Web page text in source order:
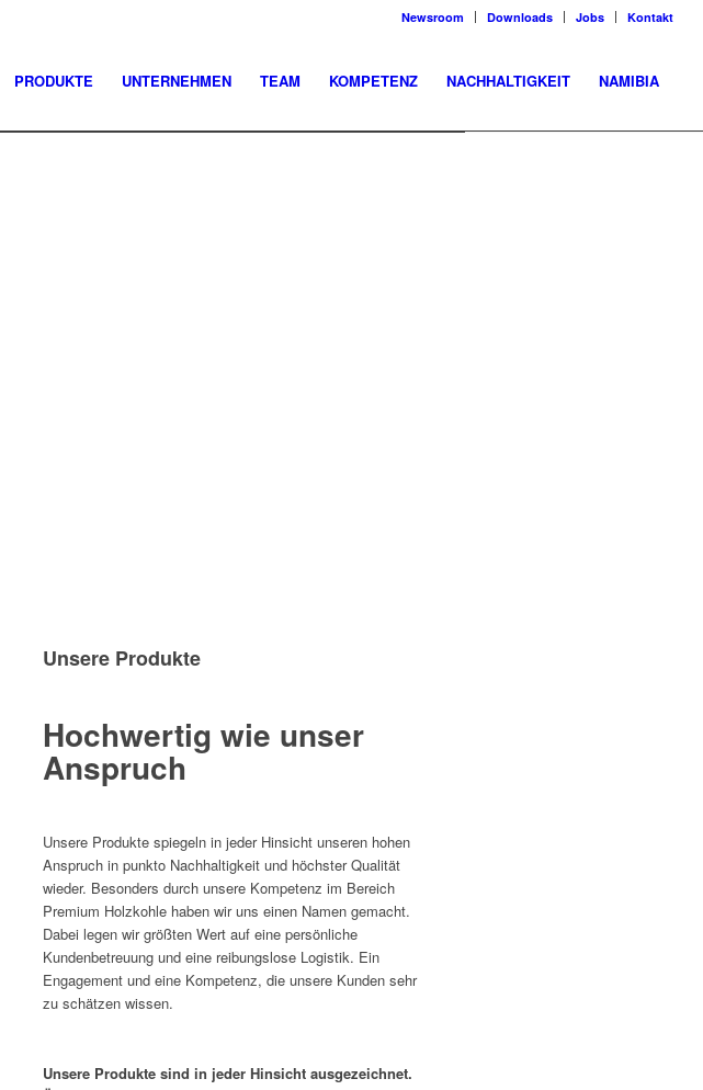
Newsroom Downloads Jobs Kontakt
PRODUKTE UNTERNEHMEN TEAM KOMPETENZ NACHHALTIGKEIT NAMIBIA
Unsere Produkte
Hochwertig wie unser
Anspruch
Unsere Produkte spiegeln in jeder Hinsicht unseren hohen
Anspruch in punkto Nachhaltigkeit und höchster Qualität
wieder. Besonders durch unsere Kompetenz im Bereich
Premium Holzkohle haben wir uns einen Namen gemacht.
Dabei legen wir größten Wert auf eine persönliche
Kundenbetreuung und eine reibungslose Logistik. Ein
Engagement und eine Kompetenz, die unsere Kunden sehr
zu schätzen wissen.
Unsere Produkte sind in jeder Hinsicht ausgezeichnet.